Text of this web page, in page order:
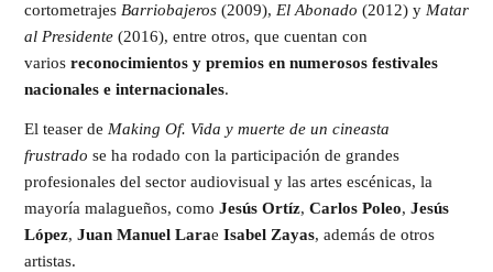
cortometrajes Barriobajeros (2009), El Abonado (2012) y Matar
al Presidente (2016), entre otros, que cuentan con
varios reconocimientos y premios en numerosos festivales
nacionales e internacionales.
El teaser de Making Of. Vida y muerte de un cineasta
frustrado se ha rodado con la participación de grandes
profesionales del sector audiovisual y las artes escénicas, la
mayoría malagueños, como Jesús Ortíz, Carlos Poleo, Jesús
López, Juan Manuel Larae Isabel Zayas, además de otros
artistas.